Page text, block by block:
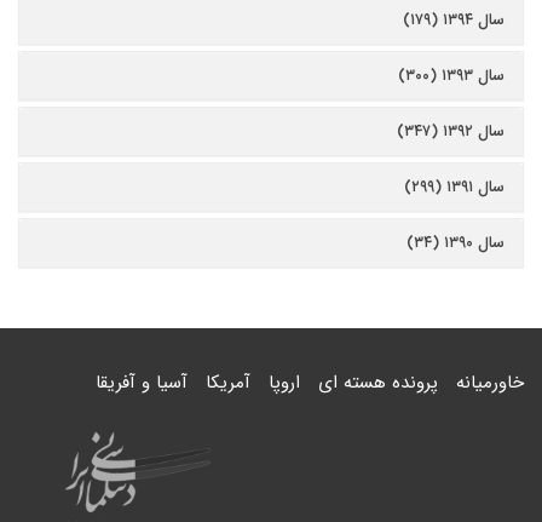
سال ۱۳۹۴ (۱۷۹)
سال ۱۳۹۳ (۳۰۰)
سال ۱۳۹۲ (۳۴۷)
سال ۱۳۹۱ (۲۹۹)
سال ۱۳۹۰ (۳۴)
خاورمیانه پرونده هسته ای اروپا آمریکا آسیا و آفریقا